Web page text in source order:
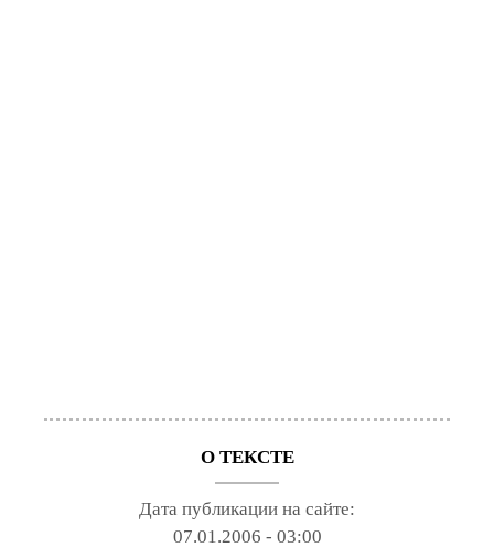
О ТЕКСТЕ
Дата публикации на сайте:
07.01.2006 - 03:00